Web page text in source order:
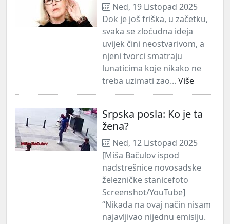
Ned, 19 Listopad 2025
Dok je još friška, u začetku,
svaka se zloćudna ideja
uvijek čini neostvarivom, a
njeni tvorci smatraju
lunaticima koje nikako ne
treba uzimati zao... Više
Srpska posla: Ko je ta
žena?
Ned, 12 Listopad 2025
[Miša Bačulov ispod
nadstrešnice novosadske
železničke stanicefoto
Screenshot/YouTube]
“Nikada na ovaj način nisam
najavljivao nijednu emisiju.